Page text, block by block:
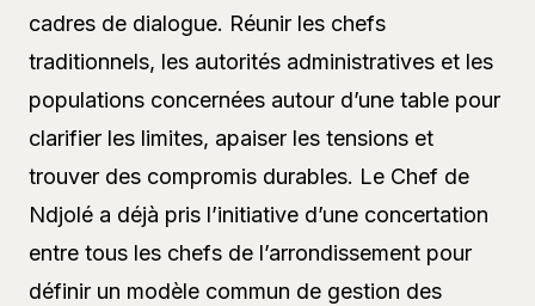
cadres de dialogue. Réunir les chefs
traditionnels, les autorités administratives et les
populations concernées autour d’une table pour
clarifier les limites, apaiser les tensions et
trouver des compromis durables. Le Chef de
Ndjolé a déjà pris l’initiative d’une concertation
entre tous les chefs de l’arrondissement pour
définir un modèle commun de gestion des